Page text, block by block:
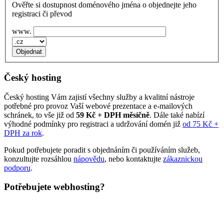
Ověřte si dostupnost doménového jména o objednejte jeho
registraci či převod
www.
Český hosting
Český hosting Vám zajistí všechny služby a kvalitní nástroje
potřebné pro provoz Vaší webové prezentace a e‑mailových
schránek, to vše již od 59 Kč + DPH měsíčně. Dále také nabízí
výhodné podmínky pro registraci a udržování domén již od 75 Kč +
DPH za rok.
Pokud potřebujete poradit s objednáním či používáním služeb,
konzultujte rozsáhlou nápovědu, nebo kontaktujte zákaznickou
podporu.
Potřebujete webhosting?